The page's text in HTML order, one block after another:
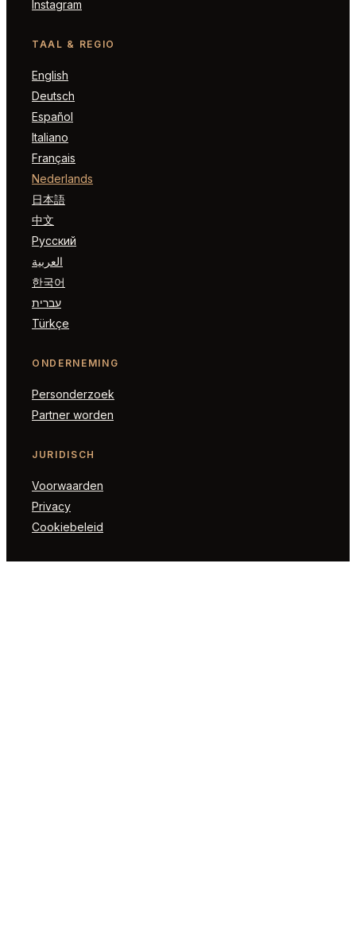
Instagram
TAAL & REGIO
English
Deutsch
Español
Italiano
Français
Nederlands
日本語
中文
Русский
العربية
한국어
עברית
Türkçe
ONDERNEMING
Personderzoek
Partner worden
JURIDISCH
Voorwaarden
Privacy
Cookiebeleid